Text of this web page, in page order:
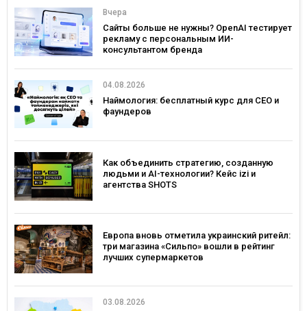
Вчера
Сайты больше не нужны? OpenAI тестирует
рекламу с персональным ИИ-
консультантом бренда
04.08.2026
Наймология: бесплатный курс для CEO и
фаундеров
Как объединить стратегию, созданную
людьми и AI-технологии? Кейс izi и
агентства SHOTS
Европа вновь отметила украинский ритейл:
три магазина «Сильпо» вошли в рейтинг
лучших супермаркетов
03.08.2026